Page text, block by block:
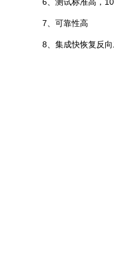
7、可靠性高
8、集成快恢复反